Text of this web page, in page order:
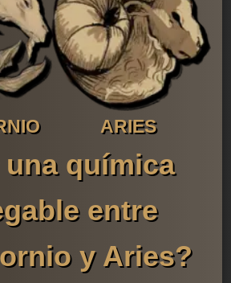
ARIES
una química
entre
y Aries?